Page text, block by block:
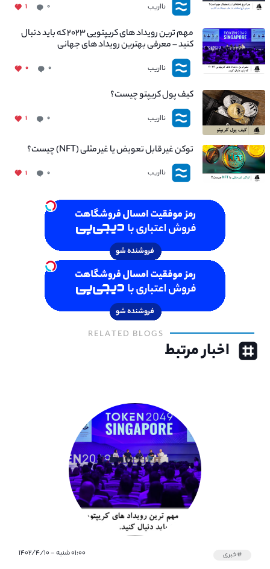
نااریب ۰ ۱
مهم ترین رویداد های کریپتویی ۲۰۲۳ که باید دنبال
کنید – معرفی بهترین رویداد های جهانی
نااریب ۰ ۰
کیف پول کریپتو چیست؟
نااریب ۰ ۱
توکن غیر قابل تعویض یا غیر مثلی (NFT) چیست؟
نااریب ۰ ۱
RELATED BLOGS
اخبار مرتبط
#خبری ۰۱:۰۰ شنبه - ۱۴۰۲/۴/۱۰